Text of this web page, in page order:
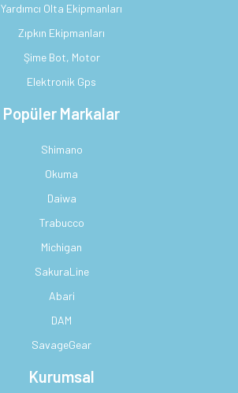
Yardımcı Olta Ekipmanları
Zıpkın Ekipmanları
Şime Bot, Motor
Elektronik Gps
Popüler Markalar
Shimano
Okuma
Daiwa
Trabucco
Michigan
SakuraLine
Abari
DAM
SavageGear
Kurumsal